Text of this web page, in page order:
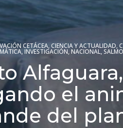
CETÁCEA,CIENCIA Y ACTUALIDAD,
,INVESTIGACIÓN,NACIONAL,
el
del